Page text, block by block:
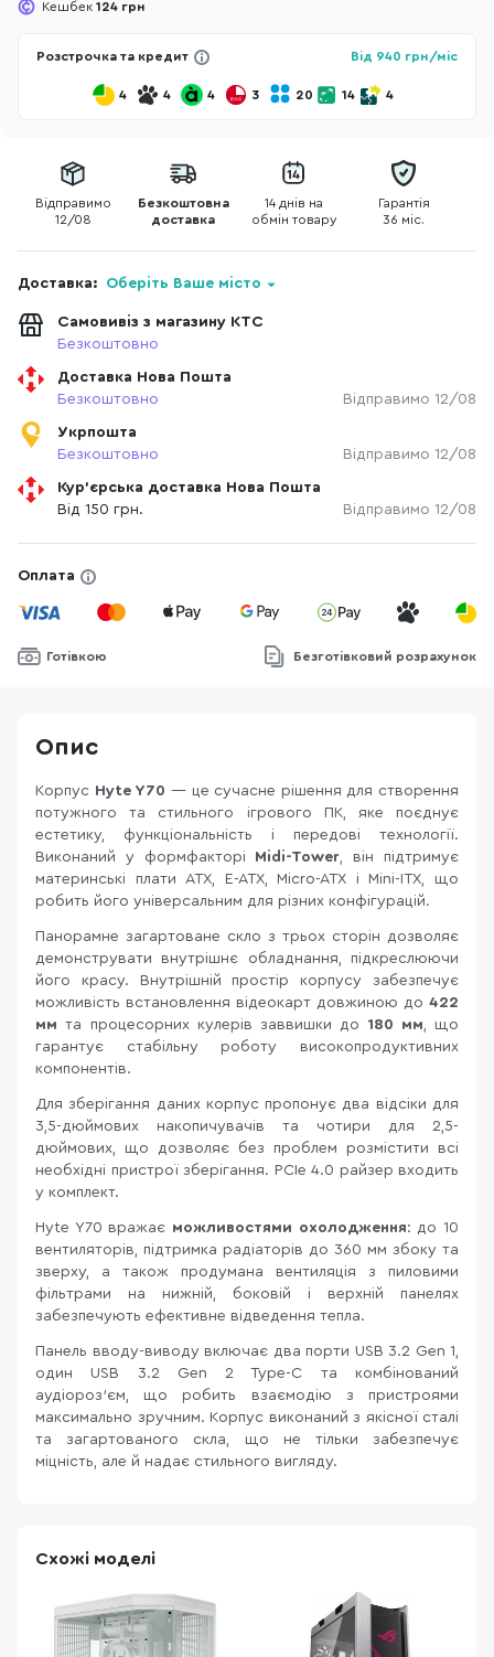
Кешбек 124 грн
Розстрочка та кредит Від 940 грн/міс
4 4 4 3 20 14 4
Відправимо
12/08
Безкоштовна
доставка
14 днів на
обмін товару
Гарантія
36 міс.
Доставка: Оберіть Ваше місто
Самовивіз з магазину КТС
Безкоштовно
Доставка Нова Пошта
Безкоштовно
Відправимо 12/08
Укрпошта
Безкоштовно
Відправимо 12/08
Кур'єрська доставка Нова Пошта
Від 150 грн.
Відправимо 12/08
Оплата
Готівкою Безготівковий розрахунок
Опис
Корпус Hyte Y70 — це сучасне рішення для створення
потужного та стильного ігрового ПК, яке поєднує
естетику, функціональність і передові технології.
Виконаний у формфакторі Midi-Tower, він підтримує
материнські плати ATX, E-ATX, Micro-ATX і Mini-ITX, що
робить його універсальним для різних конфігурацій.
Панорамне загартоване скло з трьох сторін дозволяє
демонструвати внутрішнє обладнання, підкреслюючи
його красу. Внутрішній простір корпусу забезпечує
можливість встановлення відеокарт довжиною до 422
мм та процесорних кулерів заввишки до 180 мм, що
гарантує стабільну роботу високопродуктивних
компонентів.
Для зберігання даних корпус пропонує два відсіки для
3,5-дюймових накопичувачів та чотири для 2,5-
дюймових, що дозволяє без проблем розмістити всі
необхідні пристрої зберігання. PCIe 4.0 райзер входить
у комплект.
Hyte Y70 вражає можливостями охолодження: до 10
вентиляторів, підтримка радіаторів до 360 мм збоку та
зверху, а також продумана вентиляція з пиловими
фільтрами на нижній, боковій і верхній панелях
забезпечують ефективне відведення тепла.
Панель вводу-виводу включає два порти USB 3.2 Gen 1,
один USB 3.2 Gen 2 Type-C та комбінований
аудіороз'єм, що робить взаємодію з пристроями
максимально зручним. Корпус виконаний з якісної сталі
та загартованого скла, що не тільки забезпечує
міцність, але й надає стильного вигляду.
Схожі моделі